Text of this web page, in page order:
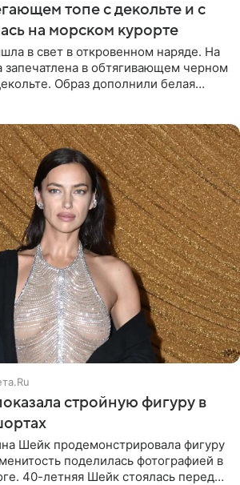
топе с декольте и с
на морском курорте
в свет в откровенном наряде. На
запечатлена в обтягивающем черном
Образ дополнили белая
стройную фигуру в
Шейк продемонстрировала фигуру
поделилась фотографией в
40-летняя Шейк стоялась перед